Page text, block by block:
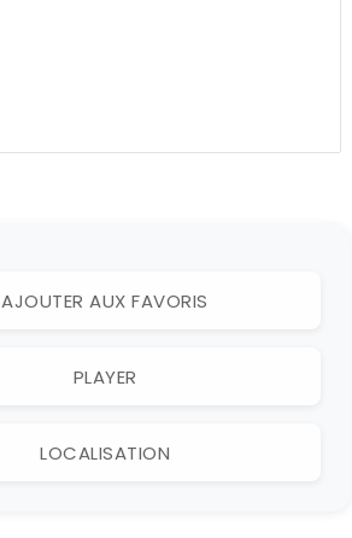
AJOUTER AUX FAVORIS
PLAYER
LOCALISATION